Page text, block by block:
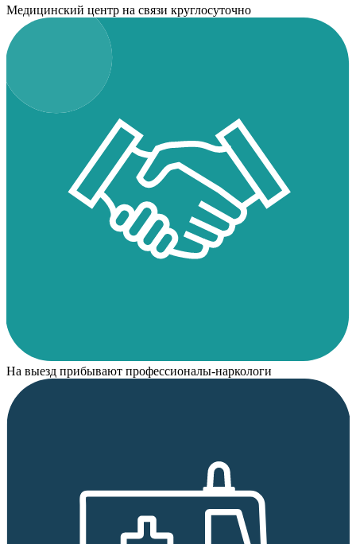
Медицинский центр на связи круглосуточно
На выезд прибывают профессионалы-наркологи